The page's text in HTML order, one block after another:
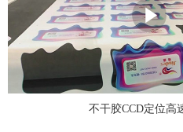
不干胶CCD定位高